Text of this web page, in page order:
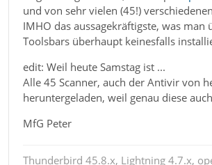
und von sehr vielen (45!)
IMHO das aussagekräftigste, was
Toolsbars überhaupt keinesfalls
edit: Weil heute Samstag ist ...
Alle 45 Scanner, auch der Antivir von
heruntergeladen, weil genau diese
MfG Peter
Thunderbird 45.8.x, Lightning 4.7.x,